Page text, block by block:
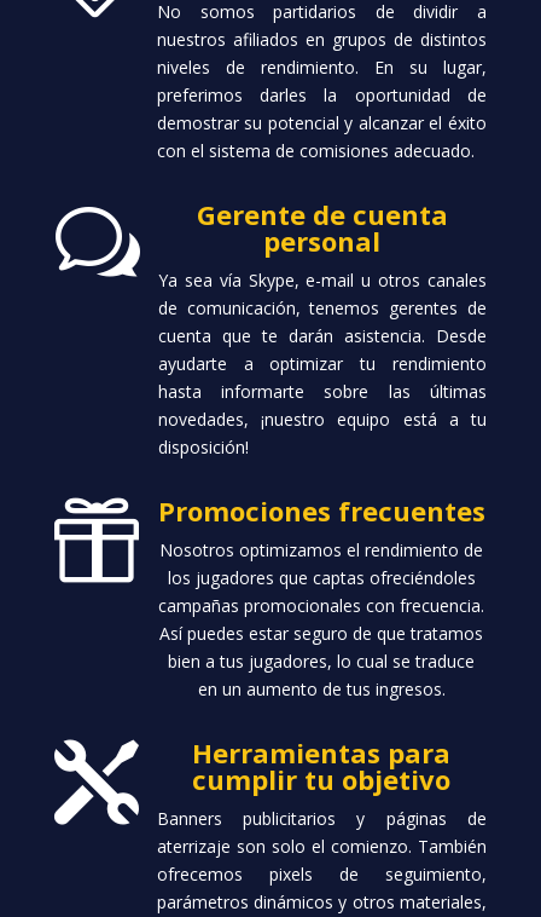
No somos partidarios de dividir a
nuestros afiliados en grupos de distintos
niveles de rendimiento. En su lugar,
preferimos darles la oportunidad de
demostrar su potencial y alcanzar el éxito
con el sistema de comisiones adecuado.
w Gerente de cuenta
personal
Ya sea vía Skype, e-mail u otros canales
de comunicación, tenemos gerentes de
cuenta que te darán asistencia. Desde
ayudarte a optimizar tu rendimiento
hasta informarte sobre las últimas
novedades, ¡nuestro equipo está a tu
disposición!
 Promociones frecuentes
Nosotros optimizamos el rendimiento de
los jugadores que captas ofreciéndoles
campañas promocionales con frecuencia.
Así puedes estar seguro de que tratamos
bien a tus jugadores, lo cual se traduce
en un aumento de tus ingresos.
 Herramientas para
cumplir tu objetivo
Banners publicitarios y páginas de
aterrizaje son solo el comienzo. También
ofrecemos pixels de seguimiento,
parámetros dinámicos y otros materiales,